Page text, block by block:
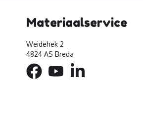
Materiaalservice
Weidehek 2
4824 AS Breda